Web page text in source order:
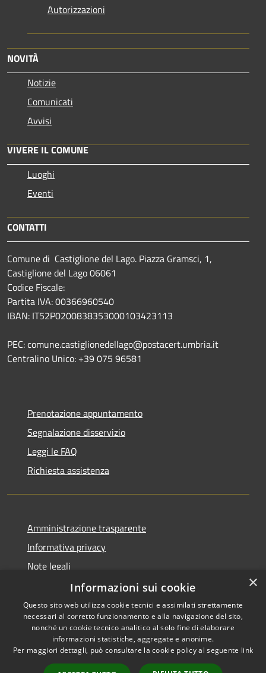
Autorizzazioni
NOVITÀ
Notizie
Comunicati
Avvisi
VIVERE IL COMUNE
Luoghi
Eventi
CONTATTI
Comune di Castiglione del Lago. Piazza Gramsci, 1,
Castiglione del Lago 06061
Codice Fiscale:
Partita IVA: 00366960540
IBAN: IT52P0200838353000103423113
PEC: comune.castiglionedellago@postacert.umbria.it
Centralino Unico: +39 075 96581
Prenotazione appuntamento
Segnalazione disservizio
Leggi le FAQ
Richiesta assistenza
Amministrazione trasparente
Informativa privacy
Note legali
Dichiarazione di accessibilità
RSS
Accessibilità
Copyright © 2026 • Comune di
×
Informazioni sui cookie
Questo sito web utilizza cookie tecnici e assimilati strettamente
necessari al corretto funzionamento e alla navigazione del sito,
nonché un cookie tecnico analitico al solo fine di elaborare
informazioni statistiche, aggregate e anonime.
Per maggiori dettagli, può consultare la cookie policy al seguente link